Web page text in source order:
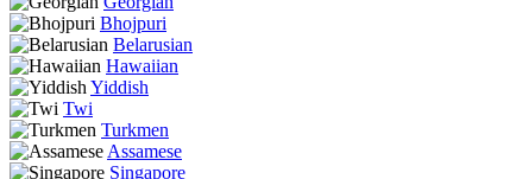
Bhojpuri
Belarusian
Hawaiian
Yiddish
Twi
Turkmen
Assamese
Singapore